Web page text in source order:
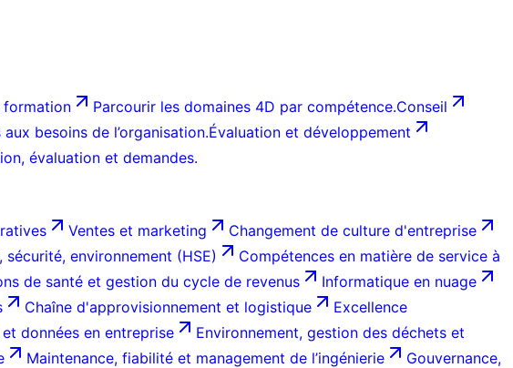
formation Parcourir les domaines 4D par compétence.Conseil
besoins de l’organisation.Évaluation et développement
évaluation et demandes.
Ventes et marketing
Changement de culture d'entreprise
sécurité, environnement (HSE)
Compétences en matière de service à
de santé et gestion du cycle de revenus
Informatique en nuage
Chaîne d'approvisionnement et logistique
Excellence
et données en entreprise
Environnement, gestion des déchets et
Maintenance, fiabilité et management de l’ingénierie
Gouvernance,